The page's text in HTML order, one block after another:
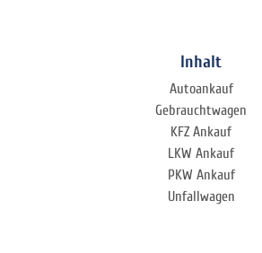
Inhalt
Autoankauf
Gebrauchtwagen
KFZ Ankauf
LKW Ankauf
PKW Ankauf
Unfallwagen